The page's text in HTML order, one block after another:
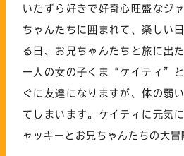
いたずら好きで好奇心旺盛なジ
ちゃんたちに囲まれて、楽しい
る日、お兄ちゃんたちと旅に出
一人の女の子くま“ケイティ”
ぐに友達になりますが、体の弱
てしまいます。ケイティに元気
ャッキーとお兄ちゃんたちの大冒